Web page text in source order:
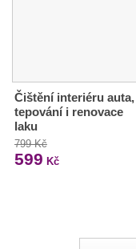
Čištění interiéru auta,
tepování i renovace
laku
799 Kč
599 Kč